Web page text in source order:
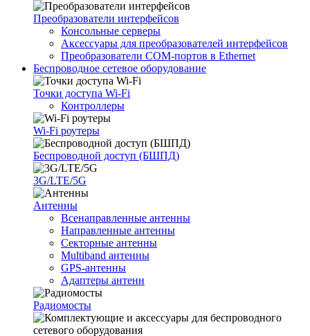
Преобразователи интерфейсов
Консольные серверы
Аксессуары для преобразователей интерфейсов
Преобразователи COM-портов в Ethernet
Беспроводное сетевое оборудование
Точки доступа Wi-Fi
Контроллеры
Wi-Fi роутеры
Беспроводной доступ (БШПД)
3G/LTE/5G
Антенны
Всенаправленные антенны
Направленные антенны
Секторные антенны
Multiband антенны
GPS-антенны
Адаптеры антенн
Радиомосты